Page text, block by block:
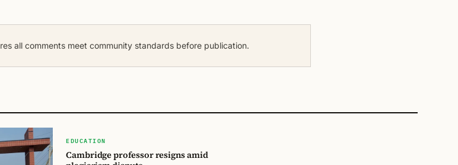
all comments meet community standards before publication.
বিডি
বিডি গ্লোবাল টাইমস
EDUCATION
Cambridge professor resigns amid